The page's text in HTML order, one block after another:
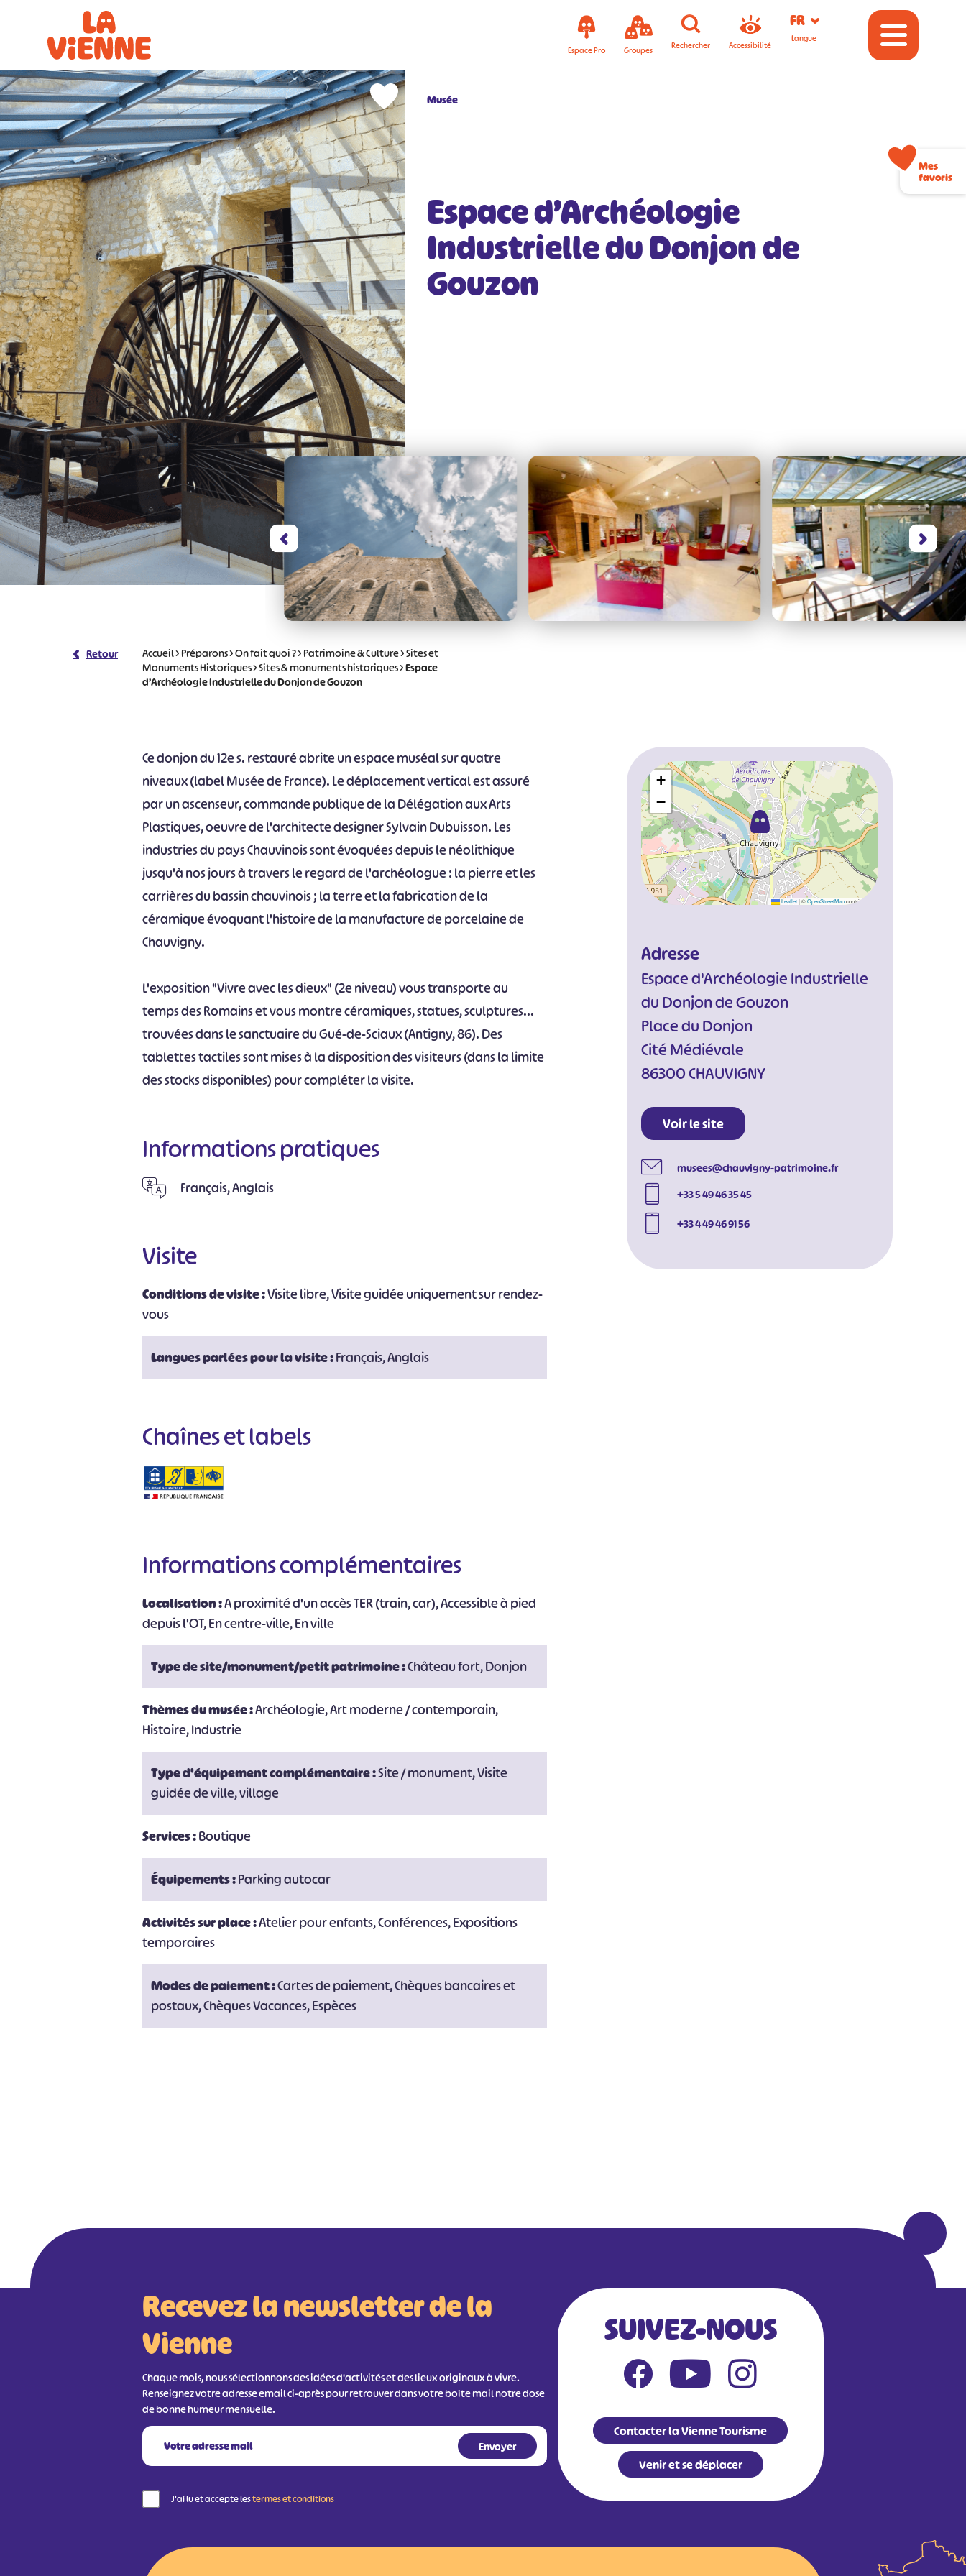
Espace Pro Groupes Rechercher Accessibilité
FR
Langue
Musée
Espace d’Archéologie
Industrielle du Donjon de
Gouzon
Retour Accueil>Préparons>On fait quoi ?>Patrimoine & Culture>Sites et
Monuments Historiques>Sites & monuments historiques>Espace
d’Archéologie Industrielle du Donjon de Gouzon
Ce donjon du 12e s. restauré abrite un espace muséal sur quatre
niveaux (label Musée de France). Le déplacement vertical est assuré
par un ascenseur, commande publique de la Délégation aux Arts
Plastiques, oeuvre de l'architecte designer Sylvain Dubuisson. Les
industries du pays Chauvinois sont évoquées depuis le néolithique
jusqu'à nos jours à travers le regard de l'archéologue : la pierre et les
carrières du bassin chauvinois ; la terre et la fabrication de la
céramique évoquant l'histoire de la manufacture de porcelaine de
Chauvigny.
L'exposition "Vivre avec les dieux" (2e niveau) vous transporte au
temps des Romains et vous montre céramiques, statues, sculptures...
trouvées dans le sanctuaire du Gué-de-Sciaux (Antigny, 86). Des
tablettes tactiles sont mises à la disposition des visiteurs (dans la limite
des stocks disponibles) pour compléter la visite.
Informations pratiques
Français, Anglais
Visite
Conditions de visite :Visite libre, Visite guidée uniquement sur rendez-
vous
Langues parlées pour la visite :Français, Anglais
Chaînes et labels
Informations complémentaires
Localisation :A proximité d'un accès TER (train, car), Accessible à pied
depuis l'OT, En centre-ville, En ville
Type de site/monument/petit patrimoine :Château fort, Donjon
Thèmes du musée :Archéologie, Art moderne / contemporain,
Histoire, Industrie
Type d'équipement complémentaire :Site / monument, Visite
guidée de ville, village
Services :Boutique
Équipements :Parking autocar
Activités sur place :Atelier pour enfants, Conférences, Expositions
temporaires
Modes de paiement :Cartes de paiement, Chèques bancaires et
postaux, Chèques Vacances, Espèces
+
−
Leaflet|©OpenStreetMapcontributors
Adresse
Espace d'Archéologie Industrielle
du Donjon de Gouzon
Place du Donjon
Cité Médiévale
86300 CHAUVIGNY
Voir le site
musees@chauvigny-patrimoine.fr
+33 5 49 46 35 45
+33 4 49 46 91 56
Recevez la newsletter de la
Vienne
Chaque mois, nous sélectionnons des idées d'activités et des lieux originaux à vivre.
Renseignez votre adresse email ci-après pour retrouver dans votre boîte mail notre dose
de bonne humeur mensuelle.
J'ai lu et accepte lestermes et conditions
SUIVEZ-NOUS
Contacter la Vienne Tourisme
Venir et se déplacer
# # #
Mes
favoris
Panneau de gestion des cookies